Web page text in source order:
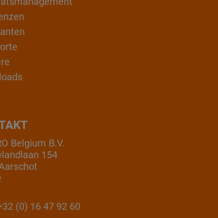
Belgium B.V.
154
(0) 16 47 92 60